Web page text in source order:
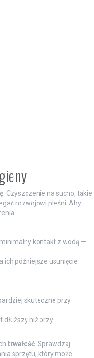
Czyszczenie na sucho, takie
rozwojowi pleśni. Aby
kontakt z wodą —
ich późniejsze usunięcie
skuteczne przy
dłuższy niż przy
trwałość. Sprawdzaj
sprzętu, który może